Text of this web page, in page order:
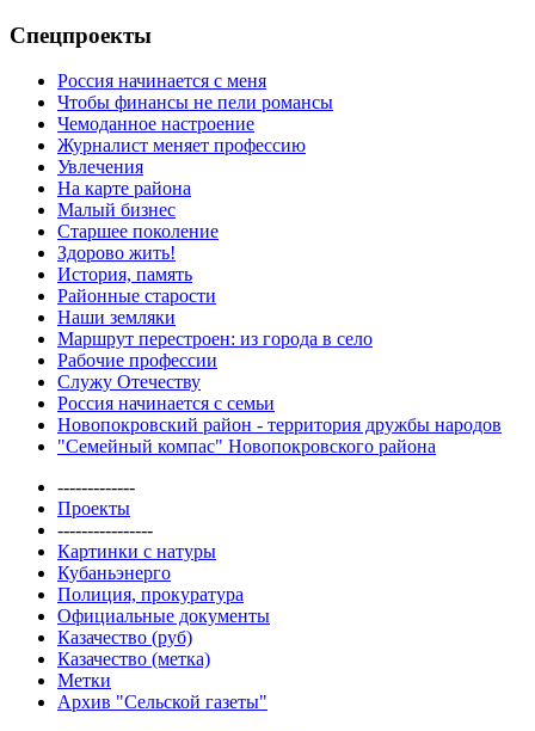
Спецпроекты
Россия начинается с меня
Чтобы финансы не пели романсы
Чемоданное настроение
Журналист меняет профессию
Увлечения
На карте района
Малый бизнес
Старшее поколение
Здорово жить!
История, память
Районные старости
Наши земляки
Маршрут перестроен: из города в село
Рабочие профессии
Служу Отечеству
Россия начинается с семьи
Новопокровский район - территория дружбы народов
"Семейный компас" Новопокровского района
-------------
Проекты
----------------
Картинки с натуры
Кубаньэнерго
Полиция, прокуратура
Официальные документы
Казачество (руб)
Казачество (метка)
Метки
Архив "Сельской газеты"